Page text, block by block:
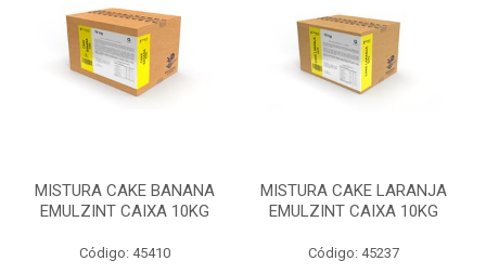
MISTURA CAKE BANANA
EMULZINT CAIXA 10KG
Código: 45410
MISTURA CAKE LARANJA
EMULZINT CAIXA 10KG
Código: 45237